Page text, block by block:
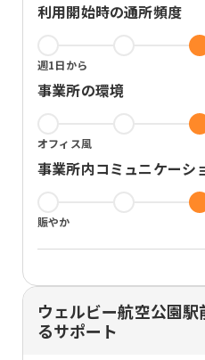
利用開始時の通所頻度
週1日から
事業所の環境
オフィス風
事業所内コミュニケーシ
賑やか
ウェルビー航空公園
るサポート